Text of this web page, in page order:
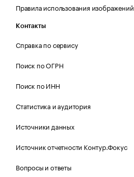
Правила использования изображений
Контакты
Справка по сервису
Поиск по ОГРН
Поиск по ИНН
Статистика и аудитория
Источники данных
Источник отчетности Контур.Фокус
Вопросы и ответы